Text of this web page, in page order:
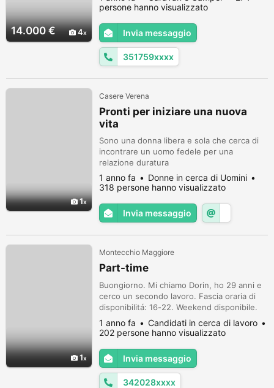
14.000 € 4
parabolica inverter casse auto radio cellula
telecamere posteriore porta bici omologato
2 serbatoio d'acqua da 100 LT l'uno per un
totale di 200 litri il mezzo e praticamente al
suo In...
persone hanno visualizzato
Invia messaggio
351759xxxx
1
Casere Verena
Pronti per iniziare una nuova
vita
Sono una donna libera e sola che cerca di
incontrare un uomo fedele per una
relazione duratura
1 anno fa
Donne in cerca di Uomini
318 persone hanno visualizzato
Invia messaggio
1
Montecchio Maggiore
Part-time
Buongiorno. Mi chiamo Dorin, ho 29 anni e
cerco un secondo lavoro. Fascia oraria di
disponibilitá: 16-22. Weekend disponibile.
Trasferte Weekend disponibile. Ruoli che
cerco: Operaio di produzione, Operaio
Specializzato, Receptionist, Assistente,
Autista Consegne e/o ruoli inerenti alle mie
capacitá. Sono robusto, ho buona
manualitá. Ho un'ottima capacitá di...
1 anno fa
Candidati in cerca di lavoro
202 persone hanno visualizzato
Invia messaggio
342028xxxx